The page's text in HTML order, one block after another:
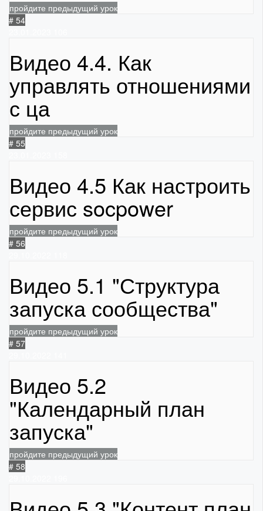
пройдите предыдущий урок
# 54
Видео 4.4. Как
управлять отношениями
с ца
пройдите предыдущий урок
# 55
Видео 4.5 Как настроить
сервис socpower
пройдите предыдущий урок
# 56
Видео 5.1 "Структура
запуска сообщества"
пройдите предыдущий урок
# 57
Видео 5.2
"Календарный план
запуска"
пройдите предыдущий урок
# 58